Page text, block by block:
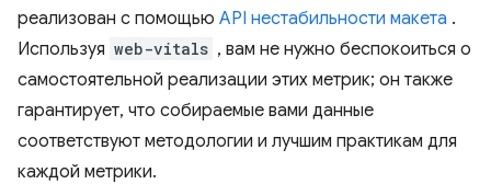
реализован с помощью API нестабильности макета .
Используя web-vitals , вам не нужно беспокоиться о
самостоятельной реализации этих метрик; он также
гарантирует, что собираемые вами данные
соответствуют методологии и лучшим практикам для
каждой метрики.